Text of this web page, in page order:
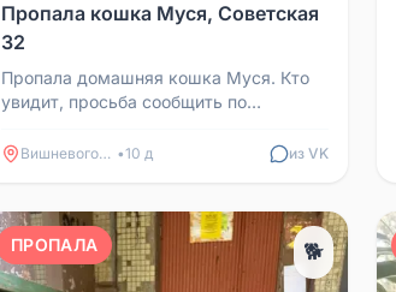
Пропала кошка Муся, Советская
32
Пропала домашняя кошка Муся. Кто
увидит, просьба сообщить по
8(351)4934139 Ольга.
Вишневогорск •10 д из VK
ПРОПАЛА 🐕